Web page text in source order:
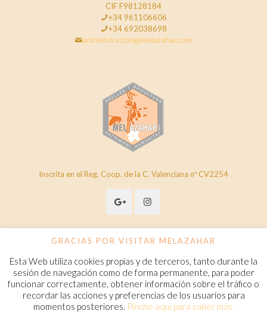
CIF F98128184
+34 961106606
+34 692038698
administracion@melazahar.com
Inscrita en el Reg. Coop. de la C. Valenciana nº CV2254
© 2020 Melazahar. All Rights Reserved.www.melazahar.com
Política de cookies
Condiciones Generales de Contratación
Aviso legal
GRACIAS POR VISITAR MELAZAHAR
Esta Web utiliza cookies propias y de terceros, tanto durante la
sesión de navegación como de forma permanente, para poder
funcionar correctamente, obtener información sobre el tráfico o
recordar las acciones y preferencias de los usuarios para
momentos posteriores. Pinche aquí para saber más.